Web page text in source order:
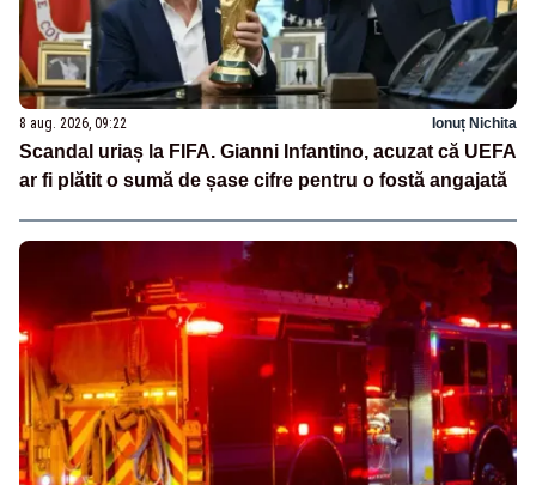
8 aug. 2026, 09:22 Ionuț Nichita
Scandal uriaș la FIFA. Gianni Infantino, acuzat că UEFA
ar fi plătit o sumă de șase cifre pentru o fostă angajată